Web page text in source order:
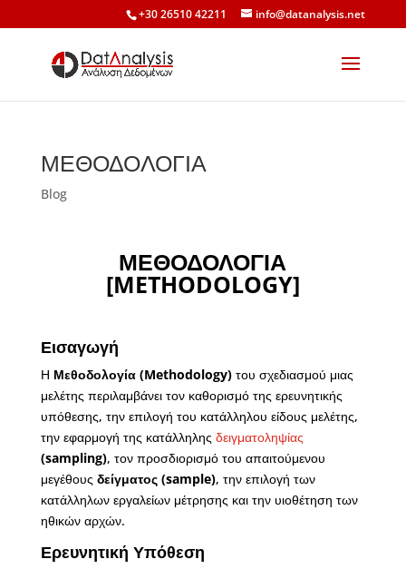
+30 26510 42211 info@datanalysis.net
ΜΕΘΟΔΟΛΟΓΙΑ
Blog
ΜΕΘΟΔΟΛΟΓΙΑ
[METHODOLOGY]
Εισαγωγή
Η Μεθοδολογία (Methodology)του σχεδιασμού μιας
μελέτης περιλαμβάνει τον καθορισμό της ερευνητικής
υπόθεσης, την επιλογή του κατάλληλου είδους μελέτης,
την εφαρμογή της κατάλληλης δειγματοληψίας
(sampling), τον προσδιορισμό του απαιτούμενου
μεγέθους δείγματος (sample), την επιλογή των
κατάλληλων εργαλείων μέτρησης και την υιοθέτηση των
ηθικών αρχών.
Ερευνητική Υπόθεση